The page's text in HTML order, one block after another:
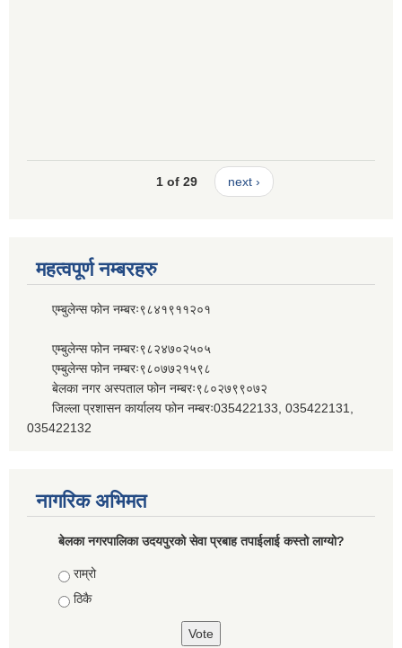
1 of 29 next ›
महत्वपूर्ण नम्बरहरु
एम्बुलेन्स फोन नम्बरः९८४१९११२०१
एम्बुलेन्स फोन नम्बरः९८२४७०२५०५
एम्बुलेन्स फोन नम्बरः९८०७७२१५९८
बेलका नगर अस्पताल फोन नम्बरः९८०२७९९०७२
जिल्ला प्रशासन कार्यालय फोन नम्बरः035422133, 035422131,
035422132
नागरिक अभिमत
बेलका नगरपालिका उदयपुरको सेवा प्रबाह तपाईलाई कस्तो लाग्यो?
Choices
राम्रो
ठिकै